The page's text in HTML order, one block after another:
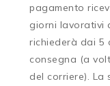
pagamento
giorni lavorativi
richiederà dai 5
consegna (a
del corriere). La